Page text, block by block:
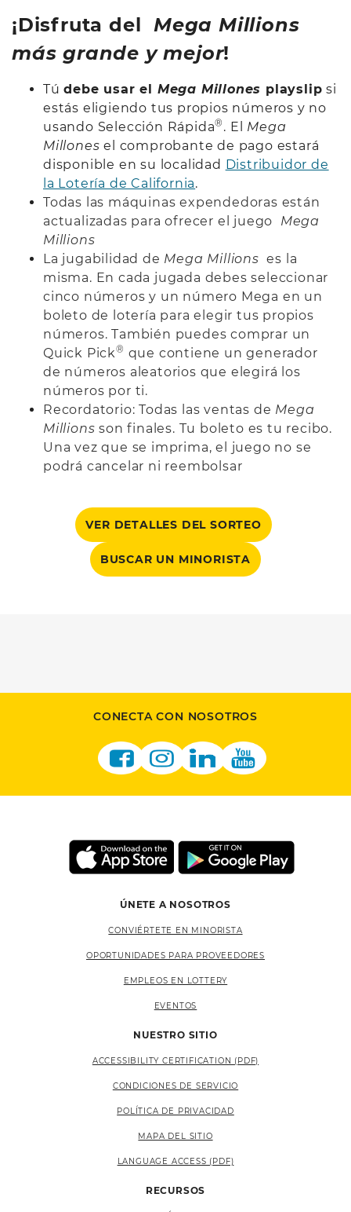
¡Disfruta del Mega Millions
más grande y mejor!
Túdebe usar el Mega Millones playslip si
estás eligiendo tus propios números y no
usando Selección Rápida® . El Mega
Millones el comprobante de pago estará
disponible en su localidad Distribuidor de
la Lotería de California.
Todas las máquinas expendedoras están
actualizadas para ofrecer el juego
Mega
Millions
La jugabilidad de Mega Millions es la
misma. En cada jugada debes seleccionar
cinco números y un número Mega en un
boleto de lotería para elegir tus propios
números. También puedes comprar un
Quick Pick® que contiene un generador
de números aleatorios que elegirá los
números por ti.
Recordatorio: Todas las ventas de Mega
Millions son finales. Tu boleto es tu recibo.
Una vez que se imprima, el juego no se
podrá cancelar ni reembolsar
VER DETALLES DEL SORTEO
BUSCAR UN MINORISTA
CONECTA CON NOSOTROS
ÚNETE A NOSOTROS
CONVIÉRTETE EN MINORISTA
OPORTUNIDADES PARA PROVEEDORES
EMPLEOS EN LOTTERY
EVENTOS
NUESTRO SITIO
ACCESSIBILITY CERTIFICATION (PDF)
CONDICIONES DE SERVICIO
POLÍTICA DE PRIVACIDAD
MAPA DEL SITIO
LANGUAGE ACCESS (PDF)
RECURSOS